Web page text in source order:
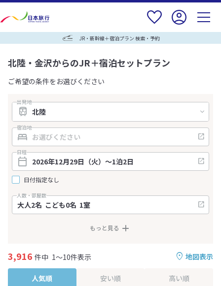
JR・新幹線＋宿泊プラン 検索・予約
北陸・金沢からのJR＋宿泊セットプラン
ご希望の条件をお選びください
出発地
宿泊地
日程
日付指定なし
人数・部屋数
もっと見る
地図表示
3,916 件中 1～10件表示
人気順 安い順 高い順